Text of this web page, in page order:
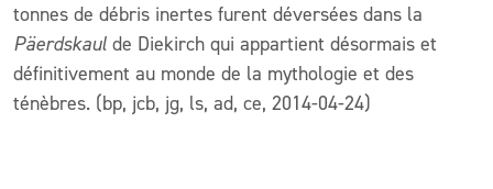
tonnes de débris inertes furent déversées dans la
Päerdskaul de Diekirch qui appartient désormais et
définitivement au monde de la mythologie et des
ténèbres. (bp, jcb, jg, ls, ad, ce, 2014-04-24)